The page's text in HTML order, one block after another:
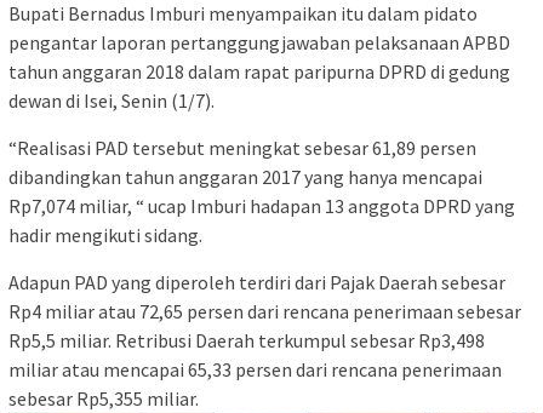
Bupati Bernadus Imburi menyampaikan itu dalam pidato
pengantar laporan pertanggungjawaban pelaksanaan APBD
tahun anggaran 2018 dalam rapat paripurna DPRD di gedung
dewan di Isei, Senin (1/7).
“Realisasi PAD tersebut meningkat sebesar 61,89 persen
dibandingkan tahun anggaran 2017 yang hanya mencapai
Rp7,074 miliar, “ ucap Imburi hadapan 13 anggota DPRD yang
hadir mengikuti sidang.
Adapun PAD yang diperoleh terdiri dari Pajak Daerah sebesar
Rp4 miliar atau 72,65 persen dari rencana penerimaan sebesar
Rp5,5 miliar. Retribusi Daerah terkumpul sebesar Rp3,498
miliar atau mencapai 65,33 persen dari rencana penerimaan
sebesar Rp5,355 miliar.